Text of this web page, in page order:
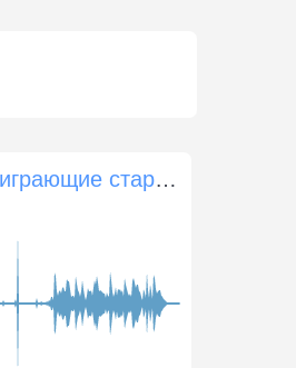
Музыкальные часы, играющие старую революционную мелодию